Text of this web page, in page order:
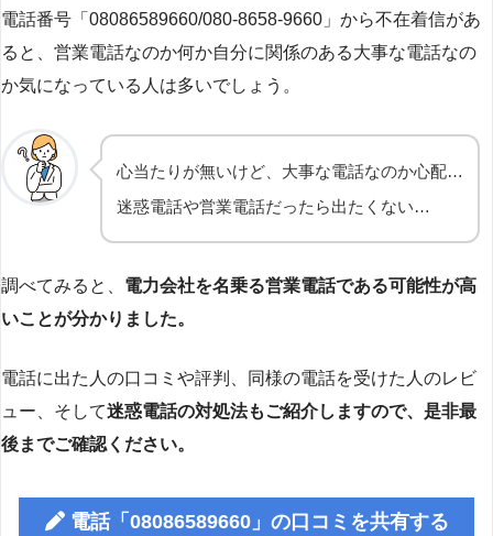
電話番号「08086589660/080-8658-9660」から不在着信があ
ると、営業電話なのか何か自分に関係のある大事な電話なの
か気になっている人は多いでしょう。
心当たりが無いけど、大事な電話なのか心配…
迷惑電話や営業電話だったら出たくない…
調べてみると、 電力会社を名乗る営業電話である可能性が高
いことが分かりました。
電話に出た人の口コミや評判、同様の電話を受けた人のレビ
ュー、そして迷惑電話の対処法もご紹介しますので、是非最
後までご確認ください。
電話「08086589660」の口コミを共有する